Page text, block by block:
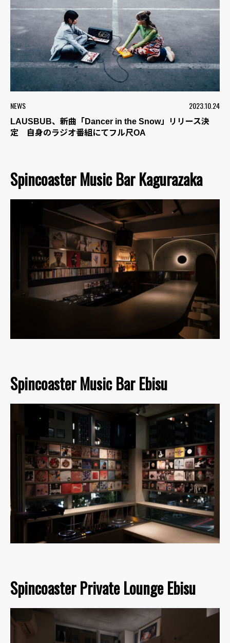
NEWS 2023.10.24
LAUSBUB、新曲「Dancer in the Snow」リリース決
定 自身のラジオ番組にてフル尺OA
Spincoaster Music Bar Kagurazaka
Spincoaster Music Bar Ebisu
Spincoaster Private Lounge Ebisu